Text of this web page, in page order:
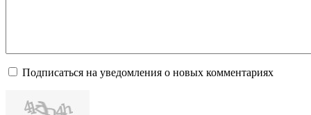
Подписаться на уведомления о новых комментариях